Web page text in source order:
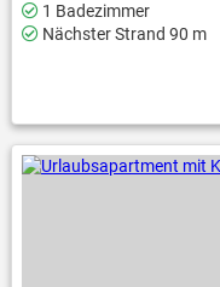
1 Badezimmer
Nächster Strand 90 m